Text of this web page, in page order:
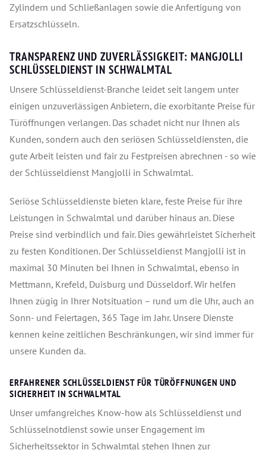
Zylindern und Schließanlagen sowie die Anfertigung von
Ersatzschlüsseln.
TRANSPARENZ UND ZUVERLÄSSIGKEIT: MANGJOLLI
SCHLÜSSELDIENST IN SCHWALMTAL
Unsere Schlüsseldienst-Branche leidet seit langem unter
einigen unzuverlässigen Anbietern, die exorbitante Preise für
Türöffnungen verlangen. Das schadet nicht nur Ihnen als
Kunden, sondern auch den seriösen Schlüsseldiensten, die
gute Arbeit leisten und fair zu Festpreisen abrechnen - so wie
der Schlüsseldienst Mangjolli in Schwalmtal.
Seriöse Schlüsseldienste bieten klare, feste Preise für ihre
Leistungen in Schwalmtal und darüber hinaus an. Diese
Preise sind verbindlich und fair. Dies gewährleistet Sicherheit
zu festen Konditionen. Der Schlüsseldienst Mangjolli ist in
maximal 30 Minuten bei Ihnen in Schwalmtal, ebenso in
Mettmann, Krefeld, Duisburg und Düsseldorf. Wir helfen
Ihnen zügig in Ihrer Notsituation – rund um die Uhr, auch an
Sonn- und Feiertagen, 365 Tage im Jahr. Unsere Dienste
kennen keine zeitlichen Beschränkungen, wir sind immer für
unsere Kunden da.
ERFAHRENER SCHLÜSSELDIENST FÜR TÜRÖFFNUNGEN UND
SICHERHEIT IN SCHWALMTAL
Unser umfangreiches Know-how als Schlüsseldienst und
Schlüsselnotdienst sowie unser Engagement im
Sicherheitssektor in Schwalmtal stehen Ihnen zur